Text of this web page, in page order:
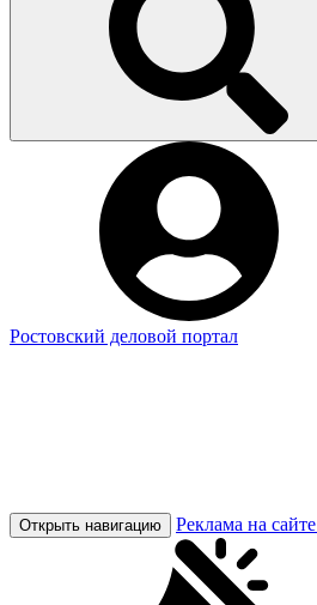
Ростовский деловой портал
Открыть навигацию Реклама на сайте